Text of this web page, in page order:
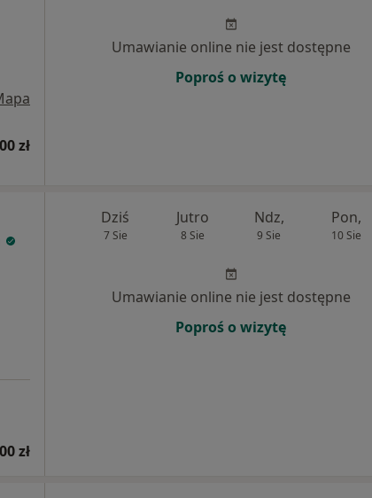
zł
Umawianie online nie jest dostępne
Poproś o wizytę
zł
Dziś
7 Sie
Jutro
8 Sie
Ndz,
9 Sie
Pon,
10 Sie
Umawianie online nie jest dostępne
Poproś o wizytę